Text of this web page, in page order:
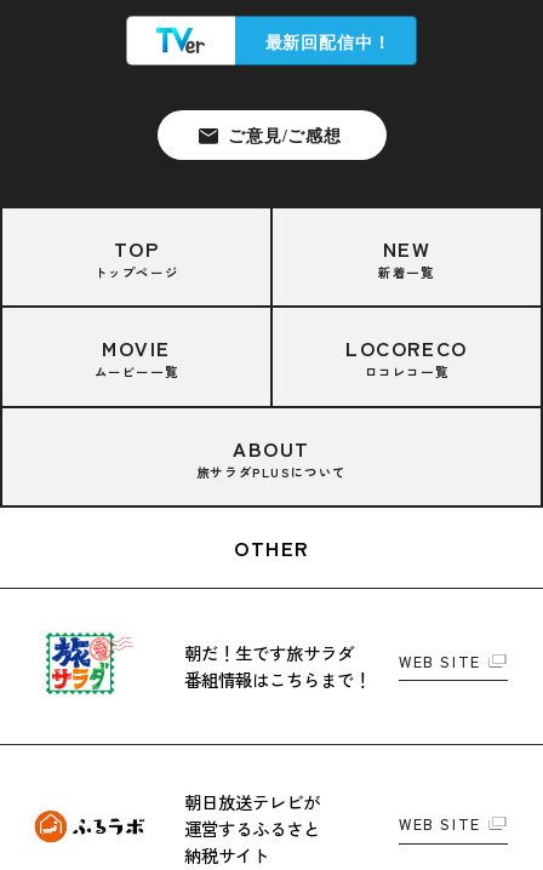
TOP
トップページ
NEW
新着一覧
MOVIE
ムービー一覧
LOCORECO
ロコレコ一覧
ABOUT
旅サラダPLUSについて
OTHER
朝だ！生です旅サラダ
番組情報はこちらまで！
WEB SITE
朝日放送テレビが
運営するふるさと
納税サイト
WEB SITE